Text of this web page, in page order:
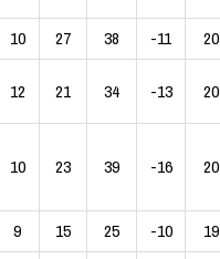
10 27 38 -11 20
12 21 34 -13 20
10 23 39 -16 20
9 15 25 -10
19